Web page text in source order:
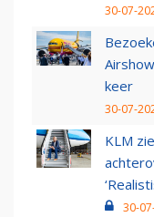
30-07-
keer
30-07-
KLM
30-